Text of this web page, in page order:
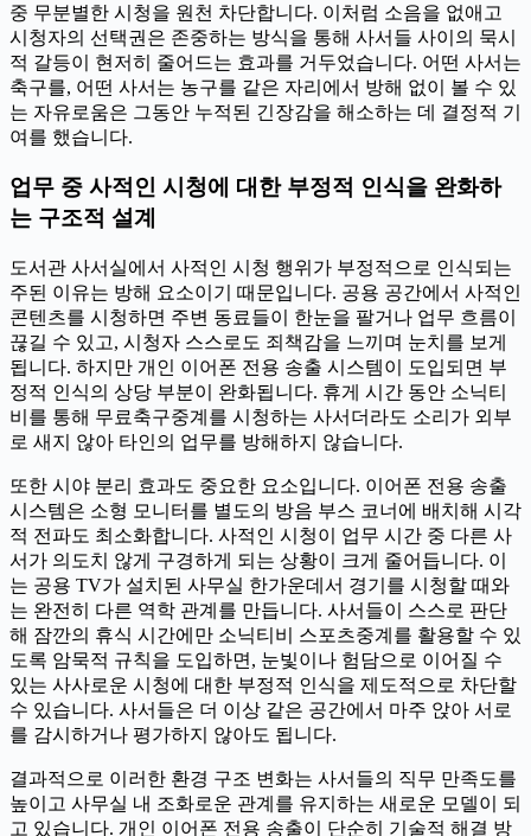
중 무분별한 시청을 원천 차단합니다. 이처럼 소음을 없애고
시청자의 선택권은 존중하는 방식을 통해 사서들 사이의 묵시
적 갈등이 현저히 줄어드는 효과를 거두었습니다. 어떤 사서는
축구를, 어떤 사서는 농구를 같은 자리에서 방해 없이 볼 수 있
는 자유로움은 그동안 누적된 긴장감을 해소하는 데 결정적 기
여를 했습니다.
업무 중 사적인 시청에 대한 부정적 인식을 완화하
는 구조적 설계
도서관 사서실에서 사적인 시청 행위가 부정적으로 인식되는
주된 이유는 방해 요소이기 때문입니다. 공용 공간에서 사적인
콘텐츠를 시청하면 주변 동료들이 한눈을 팔거나 업무 흐름이
끊길 수 있고, 시청자 스스로도 죄책감을 느끼며 눈치를 보게
됩니다. 하지만 개인 이어폰 전용 송출 시스템이 도입되면 부
정적 인식의 상당 부분이 완화됩니다. 휴게 시간 동안 소닉티
비를 통해 무료축구중계를 시청하는 사서더라도 소리가 외부
로 새지 않아 타인의 업무를 방해하지 않습니다.
또한 시야 분리 효과도 중요한 요소입니다. 이어폰 전용 송출
시스템은 소형 모니터를 별도의 방음 부스 코너에 배치해 시각
적 전파도 최소화합니다. 사적인 시청이 업무 시간 중 다른 사
서가 의도치 않게 구경하게 되는 상황이 크게 줄어듭니다. 이
는 공용 TV가 설치된 사무실 한가운데서 경기를 시청할 때와
는 완전히 다른 역학 관계를 만듭니다. 사서들이 스스로 판단
해 잠깐의 휴식 시간에만 소닉티비 스포츠중계를 활용할 수 있
도록 암묵적 규칙을 도입하면, 눈빛이나 험담으로 이어질 수
있는 사사로운 시청에 대한 부정적 인식을 제도적으로 차단할
수 있습니다. 사서들은 더 이상 같은 공간에서 마주 앉아 서로
를 감시하거나 평가하지 않아도 됩니다.
결과적으로 이러한 환경 구조 변화는 사서들의 직무 만족도를
높이고 사무실 내 조화로운 관계를 유지하는 새로운 모델이 되
고 있습니다. 개인 이어폰 전용 송출이 단순히 기술적 해결 방